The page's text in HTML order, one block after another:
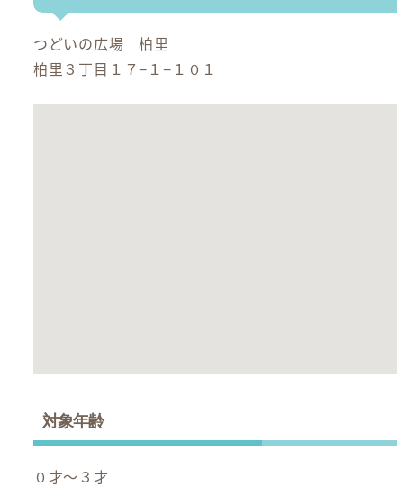
つどいの広場 柏里
柏里３丁目１７−１−１０１
対象年齢
０才～３才